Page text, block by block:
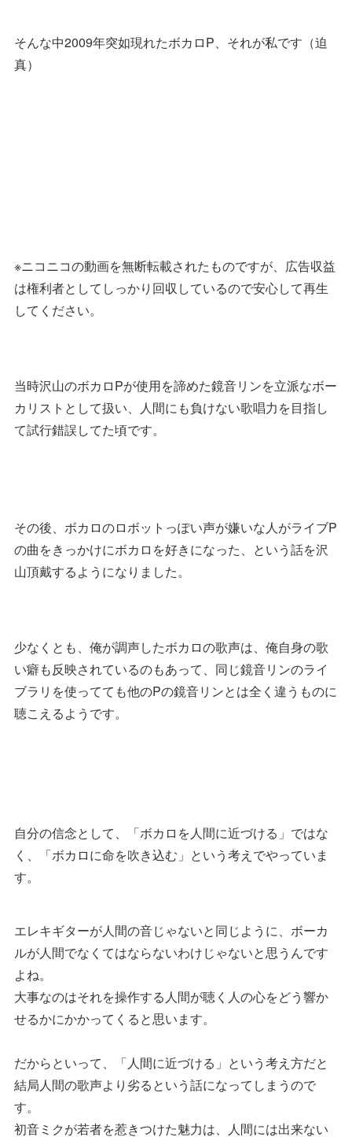
そんな中2009年突如現れたボカロP、それが私です（迫
真）
※ニコニコの動画を無断転載されたものですが、広告収益
は権利者としてしっかり回収しているので安心して再生
してください。
当時沢山のボカロPが使用を諦めた鏡音リンを立派なボー
カリストとして扱い、人間にも負けない歌唱力を目指し
て試行錯誤してた頃です。
その後、ボカロのロボットっぽい声が嫌いな人がライブP
の曲をきっかけにボカロを好きになった、という話を沢
山頂戴するようになりました。
少なくとも、俺が調声したボカロの歌声は、俺自身の歌
い癖も反映されているのもあって、同じ鏡音リンのライ
ブラリを使ってても他のPの鏡音リンとは全く違うものに
聴こえるようです。
自分の信念として、「ボカロを人間に近づける」ではな
く、「ボカロに命を吹き込む」という考えでやっていま
す。
エレキギターが人間の音じゃないと同じように、ボーカ
ルが人間でなくてはならないわけじゃないと思うんです
よね。
大事なのはそれを操作する人間が聴く人の心をどう響か
せるかにかかってくると思います。
だからといって、「人間に近づける」という考え方だと
結局人間の歌声より劣るという話になってしまうので
す。
初音ミクが若者を惹きつけた魅力は、人間には出来ない